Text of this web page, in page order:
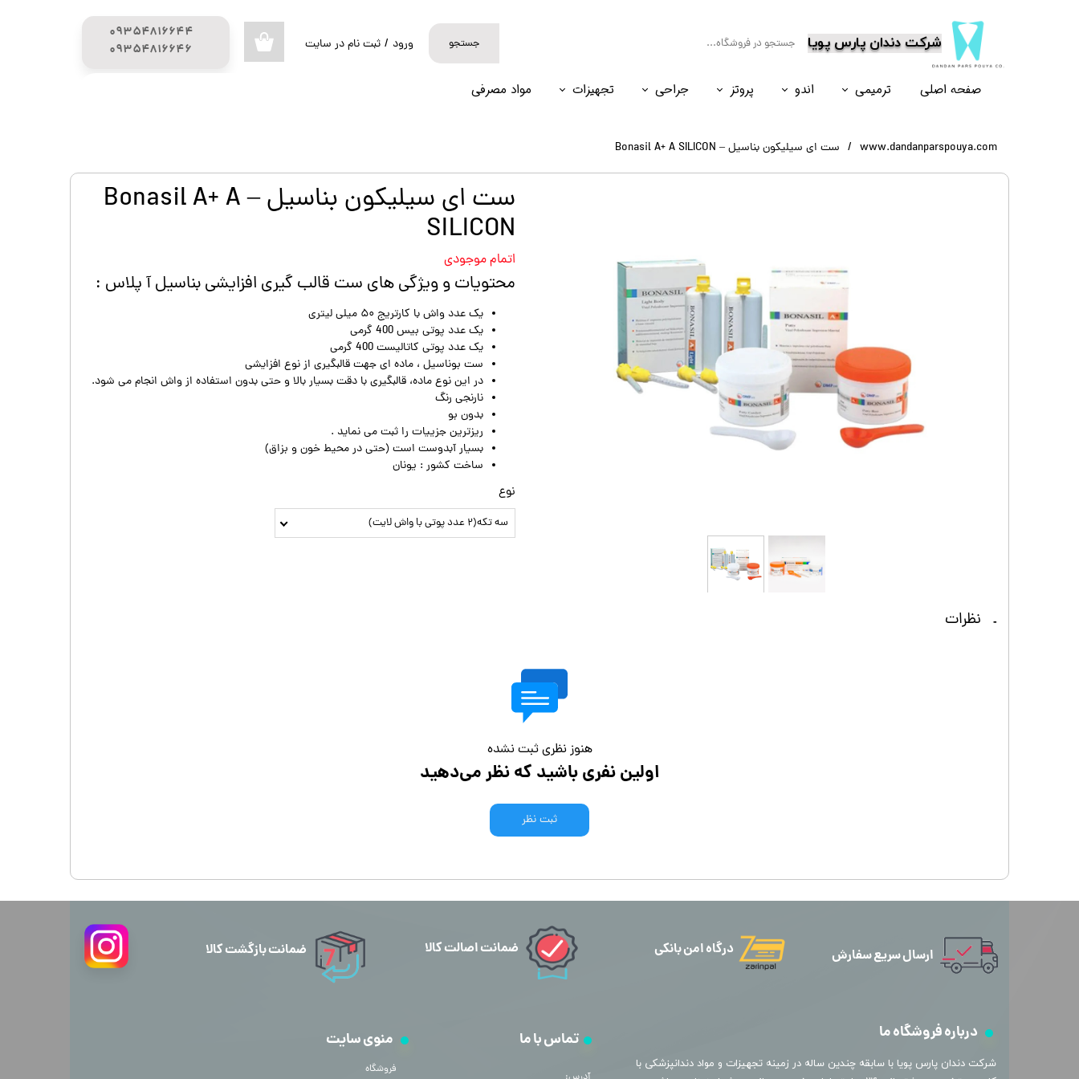
​شرکت دندان پارس پویا
۰۹۳۵۴۸۱۶۶۴۴
​​​​​​​۰۹۳۵۴۸۱۶۶۴۶
جستجو ورود / ثبت نام در سایت
صفحه اصلی ترمیمی اندو پروتز جراحی تجهیزات مواد مصرفی
www.dandanparspouya.com ست ای سیلیکون بناسیل – Bonasil A+ A SILICON
ست ای سیلیکون بناسیل – Bonasil A+ A
SILICON
اتمام موجودی
محتویات و ویژگی های ست قالب گیری افزایشی بناسیل آ پلاس :
یک عدد واش با کارتریج ۵۰ میلی لیتری
یک عدد پوتی بیس 400 گرمی
یک عدد پوتی کاتالیست 400 گرمی
ست بوناسیل ، ماده ای جهت قالبگیری از نوع افزایشی
در این نوع ماده، قالبگیری با دقت بسیار بالا و حتی بدون استفاده از واش انجام می شود.
نارنجی رنگ
بدون بو
ریزترین جزییات را ثبت می نماید .
بسیار آبدوست است (حتی در محیط خون و بزاق)
ساخت کشور : یونان
نوع
سه تکه(۲ عدد پوتی با واش لایت)
نظرات
هنوز نظری ثبت نشده
اولین نفری باشید که نظر می‌دهید
ثبت نظر
ارسال سریع سفارش
درباره فروشگاه ما
​شرکت دندان پارس پویا با سابقه چندین ساله در زمینه تجهیزات و مواد دندانپزشکی با
منوی سایت
فروشگاه
تماس با ما
درگاه امن بانکی ضمانت اصالت کالا ضمانت بازگشت کالا